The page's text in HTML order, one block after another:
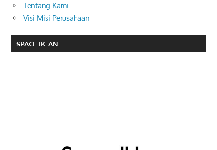
Tentang Kami
Visi Misi Perusahaan
SPACE IKLAN